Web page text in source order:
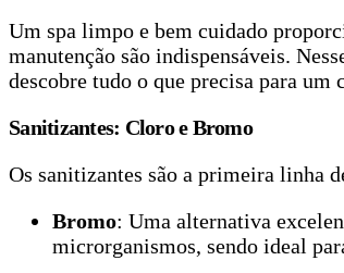
Um spa limpo e bem cuidado
manutenção são indispensáveis.
descobre tudo o que precisa para
Sanitizantes: Cloro e Bromo
Os sanitizantes são a primeira linha
Bromo: Uma alternativa
microrganismos, sendo ideal